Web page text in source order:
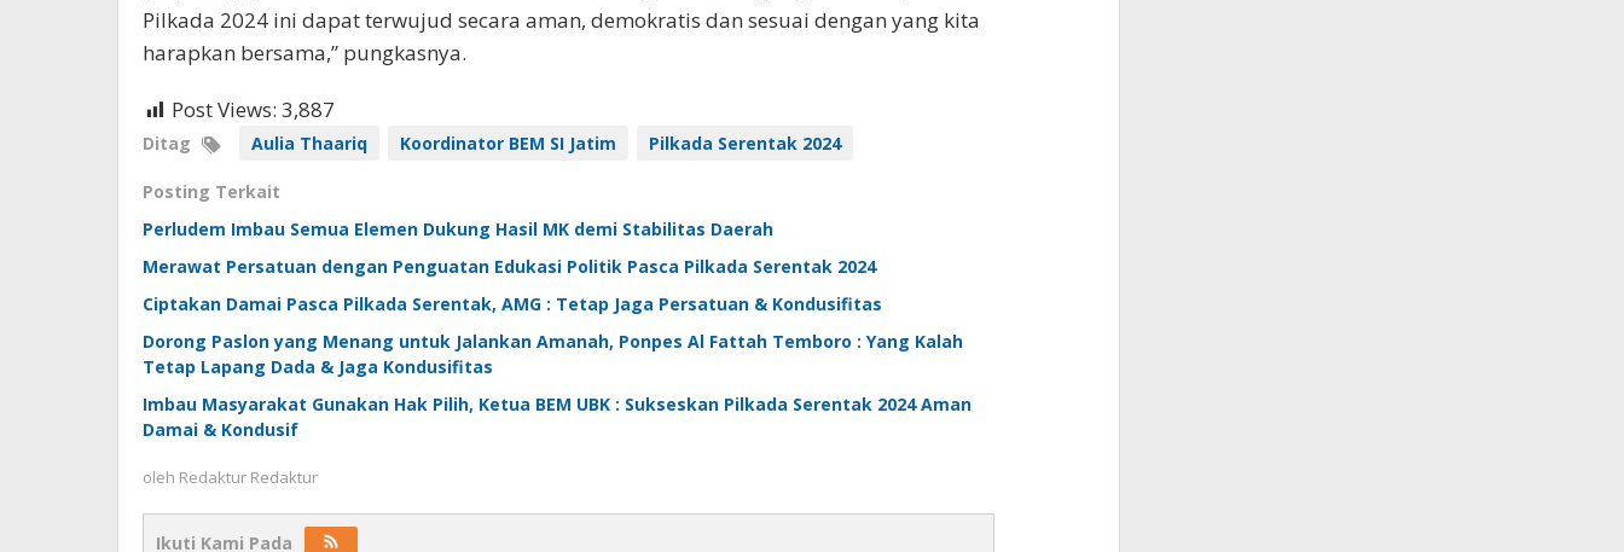
Pilkada 2024 ini dapat terwujud secara aman, demokratis dan sesuai dengan yang kita
harapkan bersama,” pungkasnya.
Post Views: 3,887
Ditag Aulia Thaariq Koordinator BEM SI Jatim Pilkada Serentak 2024
Posting Terkait
Perludem Imbau Semua Elemen Dukung Hasil MK demi Stabilitas Daerah
Merawat Persatuan dengan Penguatan Edukasi Politik Pasca Pilkada Serentak 2024
Ciptakan Damai Pasca Pilkada Serentak, AMG : Tetap Jaga Persatuan & Kondusifitas
Dorong Paslon yang Menang untuk Jalankan Amanah, Ponpes Al Fattah Temboro : Yang Kalah
Tetap Lapang Dada & Jaga Kondusifitas
Imbau Masyarakat Gunakan Hak Pilih, Ketua BEM UBK : Sukseskan Pilkada Serentak 2024 Aman
Damai & Kondusif
oleh Redaktur Redaktur
Ikuti Kami Pada